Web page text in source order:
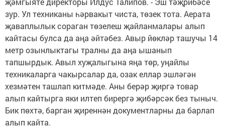
зур. Ул техниканы һәрвакыт чиста, төзек тота. Аерата
җаваплылык сораган төзелеш җайланмалары алып
кайтасы булса да аңа әйтәбез. Авыр йөкләр ташучы 14
метр озынлыктагы тралны да аңа ышанып
тапшырдык. Авыл хуҗалыгына яңа төр, уңайлы
техникаларга чакырсалар да, озак еллар эшләгән
хезмәтен ташлап китмәде. Аны берәр җиргә товар
алып кайтырга яки илтеп бирергә җибәрсәк без тыныч.
Бик пөхтә, барган җиреннән документларны да барлап
алып кайта.